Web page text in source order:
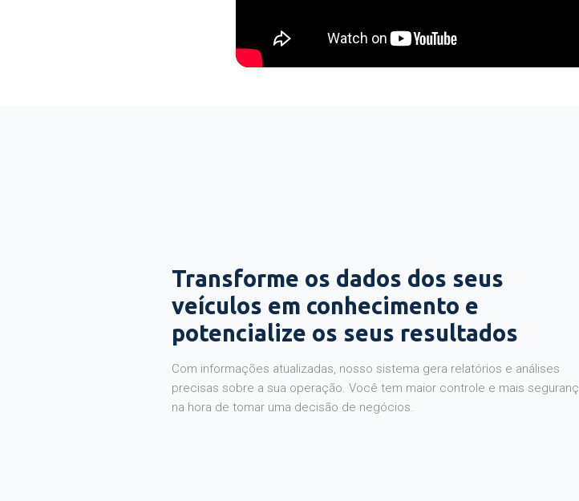
Transforme os dados dos seus
veículos em conhecimento e
potencialize os seus resultados
Com informações atualizadas, nosso sistema gera relatórios e análises
precisas sobre a sua operação. Você tem maior controle e mais segurança
na hora de tomar uma decisão de negócios.